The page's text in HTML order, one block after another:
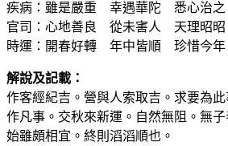
疾病：雖是嚴重 幸遇華陀 悉心治
官司：心地善良 從未害人 天理昭
時運：開春好轉 年中皆順 珍惜今
解說及記載：
作客經紀吉。營與人索取吉。求要為
作凡事。交秋來新運。自然無阻。無
始雖頗相宜。終則滔滔順也。